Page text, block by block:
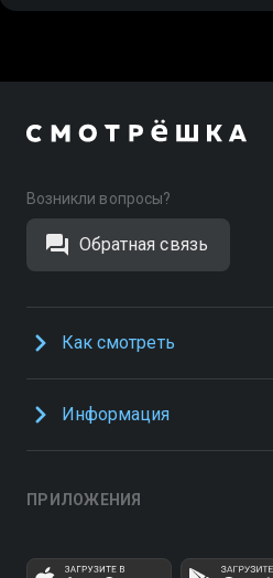
Возникли вопросы?
Обратная связь
Как смотреть
Информация
ПРИЛОЖЕНИЯ